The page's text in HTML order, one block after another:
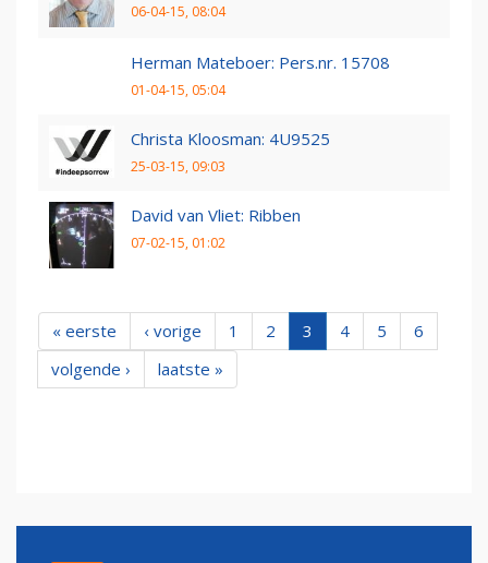
06-04-15, 08:04
Herman Mateboer: Pers.nr. 15708
01-04-15, 05:04
Christa Kloosman: 4U9525
25-03-15, 09:03
David van Vliet: Ribben
07-02-15, 01:02
« eerste ‹ vorige 1 2 3 4 5
6
volgende ›
laatste »